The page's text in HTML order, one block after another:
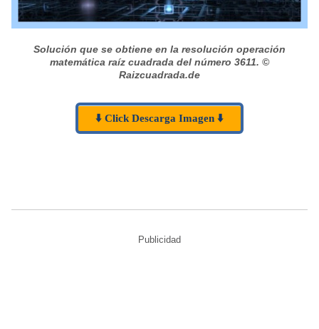
Solución que se obtiene en la resolución operación
matemática raíz cuadrada del número 3611. ©
Raizcuadrada.de
⬇️ Click Descarga Imagen ⬇️
Publicidad